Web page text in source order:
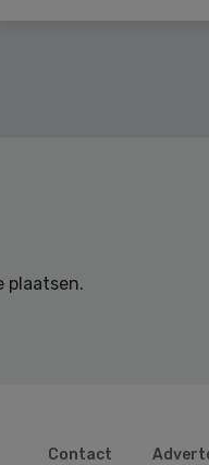
plaatsen.
Contact